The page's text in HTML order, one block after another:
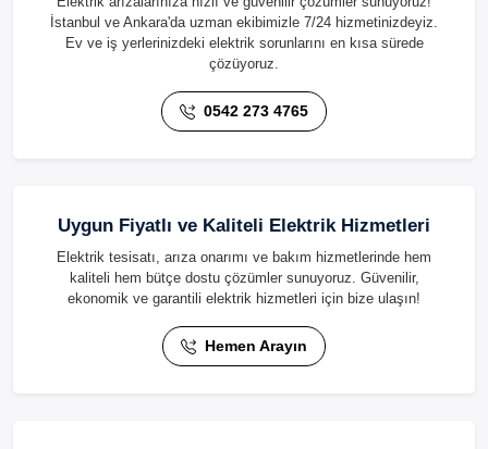
İstanbul ve Ankara'da uzman ekibimizle 7/24 hizmetinizdeyiz.
Ev ve iş yerlerinizdeki elektrik sorunlarını en kısa sürede
çözüyoruz.
0542 273 4765
Uygun Fiyatlı ve Kaliteli Elektrik Hizmetleri
Elektrik tesisatı, arıza onarımı ve bakım hizmetlerinde hem
kaliteli hem bütçe dostu çözümler sunuyoruz. Güvenilir,
ekonomik ve garantili elektrik hizmetleri için bize ulaşın!
Hemen Arayın